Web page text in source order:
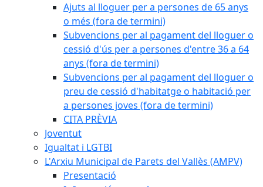
Ajuts al lloguer per a persones de 65 anys
o més (fora de termini)
Subvencions per al pagament del lloguer o
cessió d'ús per a persones d'entre 36 a 64
anys (fora de termini)
Subvencions per al pagament del lloguer o
preu de cessió d'habitatge o habitació per
a persones joves (fora de termini)
CITA PRÈVIA
Joventut
Igualtat i LGTBI
L'Arxiu Municipal de Parets del Vallès (AMPV)
Presentació